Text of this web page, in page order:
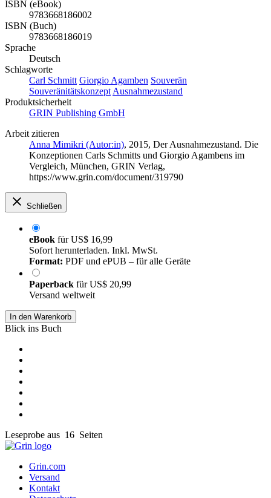
ISBN (eBook)
9783668186002
ISBN (Buch)
9783668186019
Sprache
Deutsch
Schlagworte
Carl Schmitt Giorgio Agamben Souverän
Souveränitätskonzept Ausnahmezustand
Produktsicherheit
GRIN Publishing GmbH
Arbeit zitieren
Anna Mimikri (Autor:in), 2015, Der Ausnahmezustand. Die
Konzeptionen Carls Schmitts und Giorgio Agambens im
Vergleich, München, GRIN Verlag,
https://www.grin.com/document/319790
Schließen
eBook fürUS$ 16,99
Sofort herunterladen. Inkl. MwSt.
Format: PDF und ePUB – für alle Geräte
Paperback fürUS$ 20,99
Versand weltweit
In den Warenkorb
Blick ins Buch
Leseprobe aus 16 Seiten
Grin.com
Versand
Kontakt